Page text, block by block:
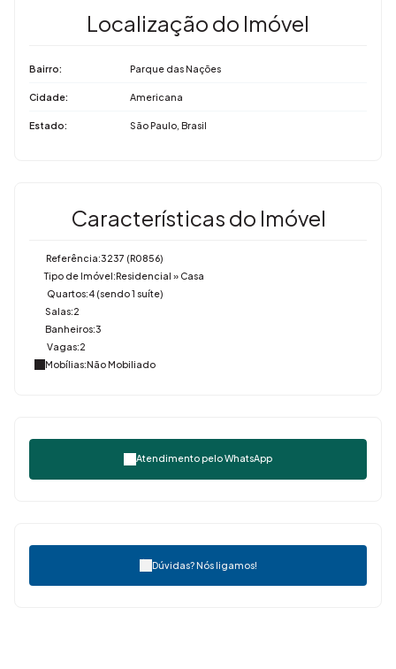
Localização do Imóvel
Bairro: Parque das Nações
Cidade: Americana
Estado: São Paulo, Brasil
Características do Imóvel
Referência:3237 (R0856)
Tipo de Imóvel:Residencial » Casa
Quartos:4 (sendo 1 suíte)
Salas:2
Banheiros:3
Vagas:2
Mobílias:Não Mobiliado
Atendimento peloWhatsApp
Dúvidas? Nós ligamos!